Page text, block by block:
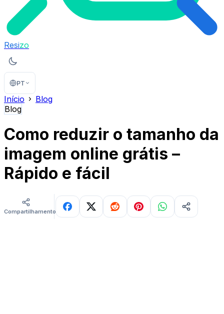
Resizo
PT
Início
Blog
Blog
Como reduzir o tamanho da
imagem online grátis –
Rápido e fácil
Compartilhamentos